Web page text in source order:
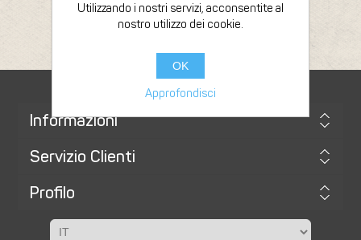
Informazioni
Servizio Clienti
Profilo
Utilizzando i nostri servizi, acconsentite al
nostro utilizzo dei cookie.
OK
Approfondisci